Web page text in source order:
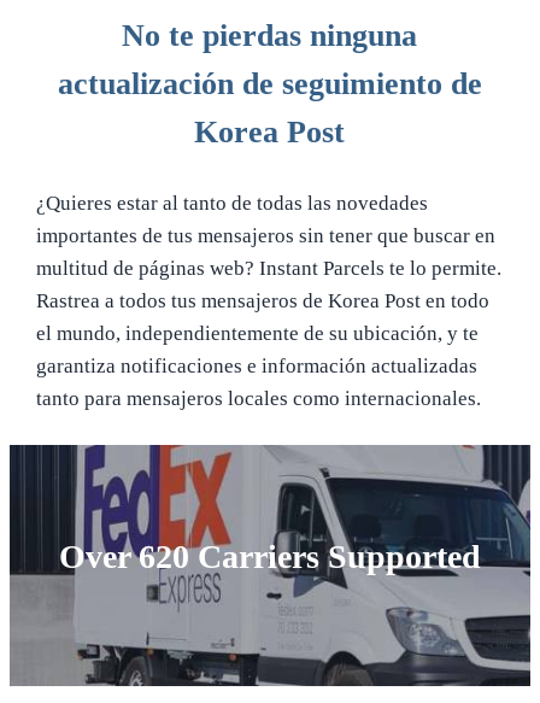
No te pierdas ninguna
actualización de seguimiento de
Korea Post
¿Quieres estar al tanto de todas las novedades
importantes de tus mensajeros sin tener que buscar en
multitud de páginas web? Instant Parcels te lo permite.
Rastrea a todos tus mensajeros de Korea Post en todo
el mundo, independientemente de su ubicación, y te
garantiza notificaciones e información actualizadas
tanto para mensajeros locales como internacionales.
Over 620 Carriers Supported